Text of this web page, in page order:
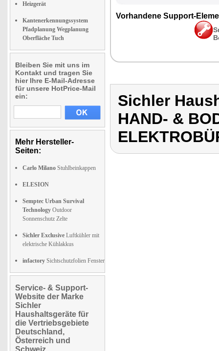
Heizgerät
Kantenerkennungssystem
Pfadplanung Wegplanung
Oberfläche Tuch
Bleiben Sie mit uns im
Kontakt und tragen Sie
hier Ihre E-Mail-Adresse
für unsere HotPrice-Mail
ein:
Mehr Hersteller-
Seiten:
Carlo Milano Stuhlbeinkappen
ELESION
Semptec Urban Survival
Technology Outdoor
Sonnenschutz Zelte
Sichler Exclusive Luftkühler mit
elektrische Kühlakkus
infactory Sichtschutzfolien Fenster
Service- & Support-
Website der Marke
Sichler
Haushaltsgeräte für
die Vertriebsgebiete
Deutschland,
Österreich und
Schweiz
Vorhandene Support-
Sichler
HAND- &